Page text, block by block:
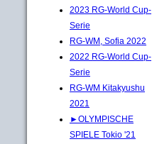
2023 RG-World Cup-
Serie
RG-WM, Sofia 2022
2022 RG-World Cup-
Serie
RG-WM Kitakyushu
2021
►OLYMPISCHE
SPIELE Tokio '21